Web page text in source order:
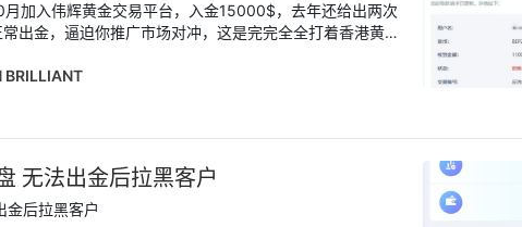
加入伟辉黄金交易平台，入金15000$，去年还给出两次
出金，逼迫你推广市场对冲，这是完完全全打着香港黄金
易一片净土！
BRILLIANT
无法出金后拉黑客户
金后拉黑客户